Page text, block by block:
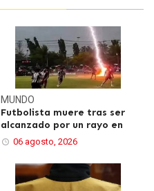
MUNDO
Futbolista muere tras ser
alcanzado por un rayo en
06 agosto, 2026